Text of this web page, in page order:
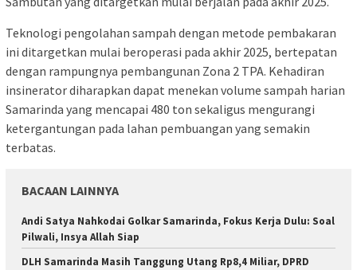
Teknologi pengolahan sampah dengan metode pembakaran
ini ditargetkan mulai beroperasi pada akhir 2025, bertepatan
dengan rampungnya pembangunan Zona 2 TPA. Kehadiran
insinerator diharapkan dapat menekan volume sampah harian
Samarinda yang mencapai 480 ton sekaligus mengurangi
ketergantungan pada lahan pembuangan yang semakin
terbatas.
BACAAN LAINNYA
Andi Satya Nahkodai Golkar Samarinda, Fokus Kerja Dulu: Soal
Pilwali, Insya Allah Siap
DLH Samarinda Masih Tanggung Utang Rp8,4 Miliar, DPRD